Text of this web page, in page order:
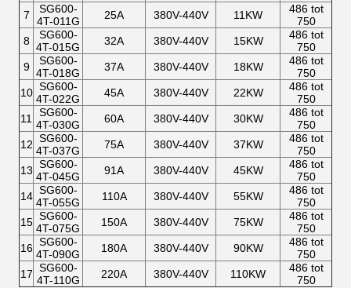
7
SG600-
4T-011G
25A 380V-440V 11KW
486 tot
750
8
SG600-
4T-015G
32A 380V-440V 15KW
486 tot
750
9
SG600-
4T-018G
37A 380V-440V 18KW
486 tot
750
10 SG600-
4T-022G
45A 380V-440V 22KW
486 tot
750
11 SG600-
4T-030G
60A 380V-440V 30KW
486 tot
750
12 SG600-
4T-037G
75A 380V-440V 37KW
486 tot
750
13 SG600-
4T-045G
91A 380V-440V 45KW
486 tot
750
14 SG600-
4T-055G
110A 380V-440V 55KW
486 tot
750
15 SG600-
4T-075G
150A 380V-440V 75KW
486 tot
750
16 SG600-
4T-090G
180A 380V-440V 90KW
486 tot
750
17 SG600-
4T-110G
220A 380V-440V 110KW
486 tot
750